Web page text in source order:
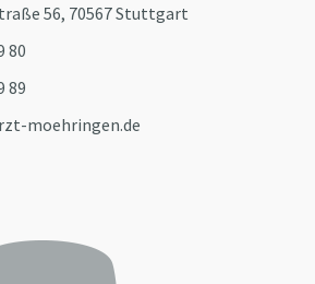
56, 70567 Stuttgart
80
89
moehringen.de